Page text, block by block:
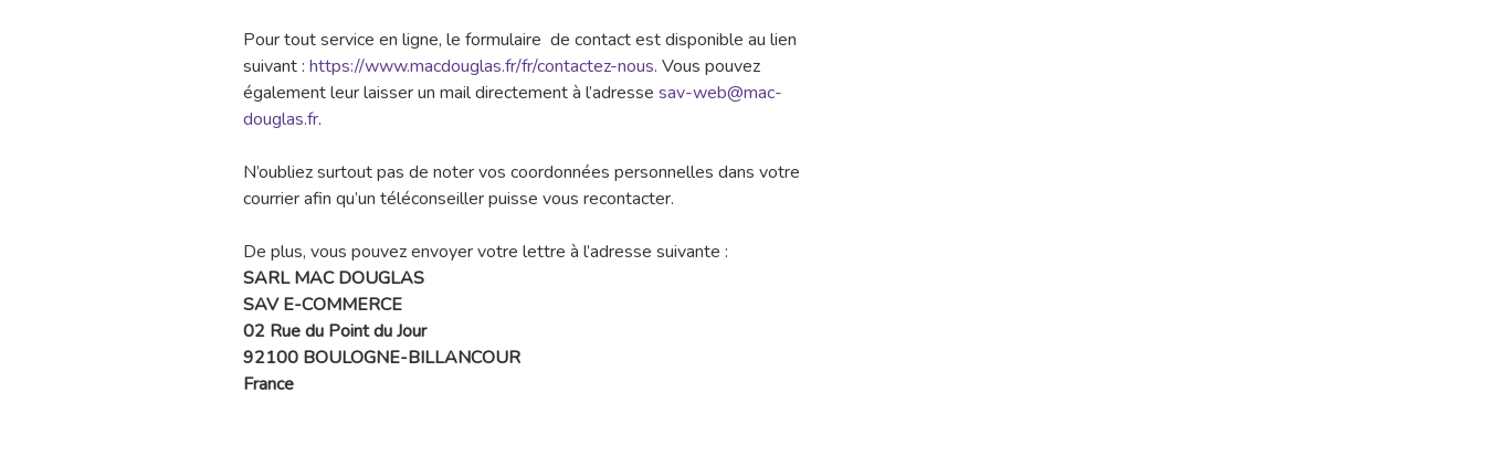
Pour tout service en ligne, le formulaire de contact est disponible au lien
suivant : https://www.macdouglas.fr/fr/contactez-nous. Vous pouvez
également leur laisser un mail directement à l’adresse sav-web@mac-
douglas.fr.
N’oubliez surtout pas de noter vos coordonnées personnelles dans votre
courrier afin qu’un téléconseiller puisse vous recontacter.
De plus, vous pouvez envoyer votre lettre à l’adresse suivante :
SARL MAC DOUGLAS
SAV E-COMMERCE
02 Rue du Point du Jour
92100 BOULOGNE-BILLANCOUR
France